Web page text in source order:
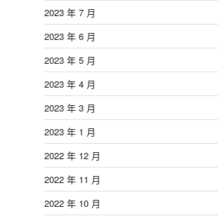
2023 年 7 月
2023 年 6 月
2023 年 5 月
2023 年 4 月
2023 年 3 月
2023 年 1 月
2022 年 12 月
2022 年 11 月
2022 年 10 月